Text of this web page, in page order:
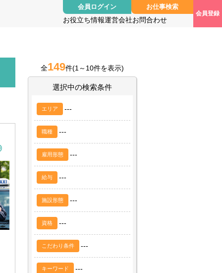
会員ログイン お仕事検索
お役立ち情報運営会社お問合わせ
会員登録
全149件(1～10件を表示)
選択中の検索条件
エリア ---
職種 ---
雇用形態 ---
給与 ---
施設形態 ---
資格 ---
こだわり条件 ---
キーワード ---